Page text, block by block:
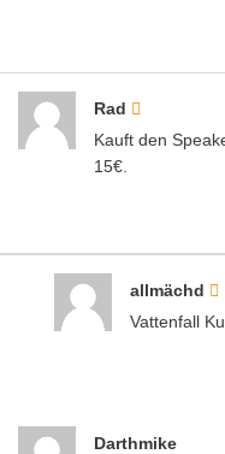
Rad
Kauft den
15€.
allmächd
Vattenfall
Darthmike